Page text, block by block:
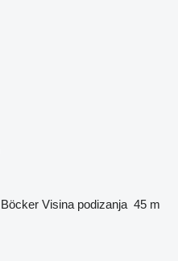
Böcker Visina podizanja 45 m